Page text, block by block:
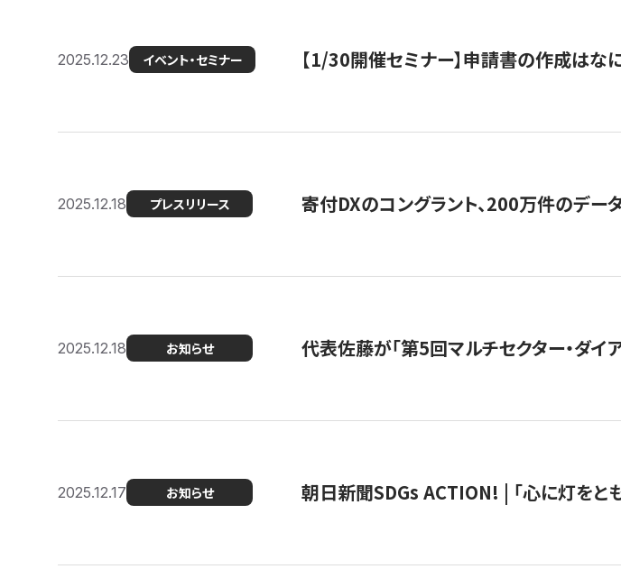
2025.12.23 イベント・セミナー 【1/30開催セミナー】申請書の作成はな
2025.12.18 プレスリリース 寄付DXのコングラント、200万件のデ
2025.12.18 お知らせ 代表佐藤が「第5回マルチセクター・ダイ
2025.12.17 お知らせ 朝日新聞SDGs ACTION! | 「心に灯をと